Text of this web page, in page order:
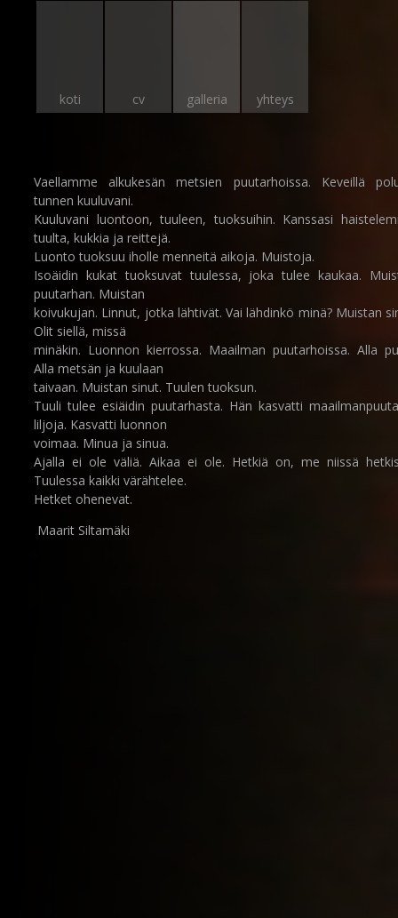
koti cv galleria yhteys
Vaellamme alkukesän metsien puutarhoissa. Keveillä
tunnen kuuluvani.
Kuuluvani luontoon, tuuleen, tuoksuihin. Kanssasi
tuulta, kukkia ja reittejä.
Luonto tuoksuu iholle menneitä aikoja. Muistoja.
Isoäidin kukat tuoksuvat tuulessa, joka tulee kaukaa.
puutarhan. Muistan
koivukujan. Linnut, jotka lähtivät. Vai lähdinkö minä? Muistan
Olit siellä, missä
minäkin. Luonnon kierrossa. Maailman puutarhoissa. Alla
Alla metsän ja kuulaan
taivaan. Muistan sinut. Tuulen tuoksun.
Tuuli tulee esiäidin puutarhasta. Hän kasvatti
liljoja. Kasvatti luonnon
voimaa. Minua ja sinua.
Ajalla ei ole väliä. Aikaa ei ole. Hetkiä on, me niissä
Tuulessa kaikki värähtelee.
Hetket ohenevat.
Maarit Siltamäki